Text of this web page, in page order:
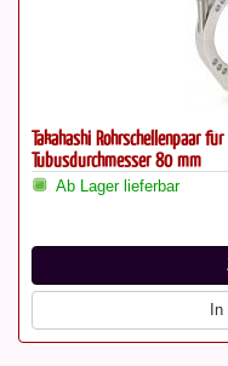
Takahashi Rohrschellenpaar
Tubusdurchmesser 80 mm
Ab Lager lieferbar